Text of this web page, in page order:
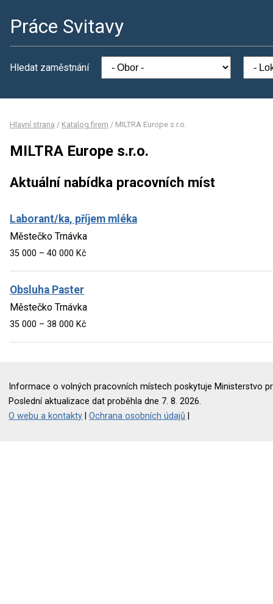
Práce Svitavy
Hledat zaměstnání
Hlavní strana / Katalog firem / MILTRA Europe s.r.o.
MILTRA Europe s.r.o.
Aktuální nabídka pracovních míst
Laborant/ka, příjem mléka
Městečko Trnávka
35 000 – 40 000 Kč
Obsluha Paster
Městečko Trnávka
35 000 – 38 000 Kč
Informace o volných pracovních místech poskytuje Ministerstvo
Poslední aktualizace dat proběhla dne 7. 8. 2026.
O webu a kontakty |Ochrana osobních údajů